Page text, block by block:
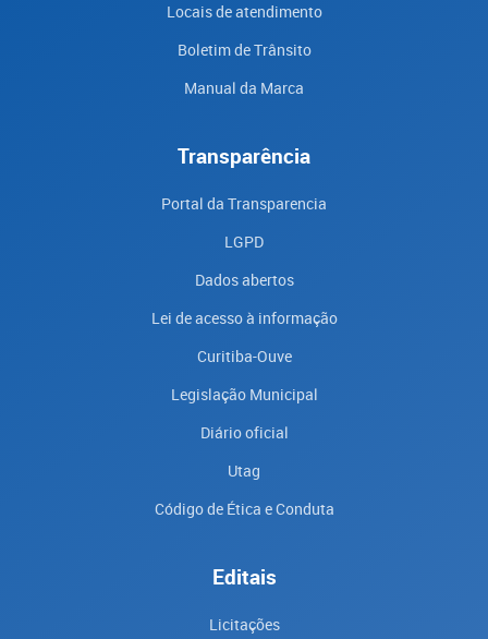
Locais de atendimento
Boletim de Trânsito
Manual da Marca
Transparência
Portal da Transparencia
LGPD
Dados abertos
Lei de acesso à informação
Curitiba-Ouve
Legislação Municipal
Diário oficial
Utag
Código de Ética e Conduta
Editais
Licitações